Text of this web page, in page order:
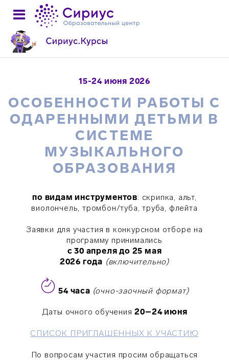
15-24 июня 2026
ОСОБЕННОСТИ РАБОТЫ С
ОДАРЕННЫМИ ДЕТЬМИ В
СИСТЕМЕ
МУЗЫКАЛЬНОГО
ОБРАЗОВАНИЯ
по видам инструментов: скрипка, альт,
виолончель, тромбон/туба, труба, флейта
Заявки для участия в конкурсном отборе на
программу принимались
с 30 апреля до 25 мая
2026 года (включительно)
54 часа (очно-заочный формат)
Даты очного обучения 20–24 июня
СПИСОК ПРИГЛАШЕННЫХ К УЧАСТИЮ
По вопросам участия просим обращаться